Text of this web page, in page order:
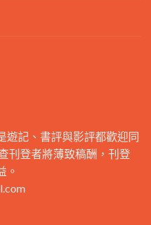
遊記、書評與影評都歡迎同
刊登者將薄致稿酬，刊登
。